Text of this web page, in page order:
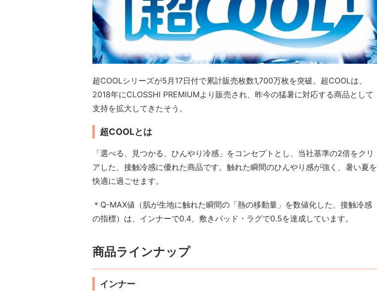
超COOLシリーズが5月17日付で累計販売枚数1,700万枚を突破。超COOLは、
2018年にCLOSSHI PREMIUMより販売され、昨今の猛暑に対応する商品として
支持を拡大してきたそう。
超COOLとは
「選べる、見つかる、ひんやり冷感」をコンセプトとし、当社基準の2倍をクリ
アした、接触冷感に優れた商品です。触れた瞬間のひんやり感が強く、暑い夏を
快適に過ごせます。
＊Q-MAX値（肌が生地に触れた瞬間の「熱の移動量」を数値化した、接触冷感
の指標）は、インナーで0.4、敷きパッド・ラグで0.5を達成しています。
商品ラインナップ
インナー